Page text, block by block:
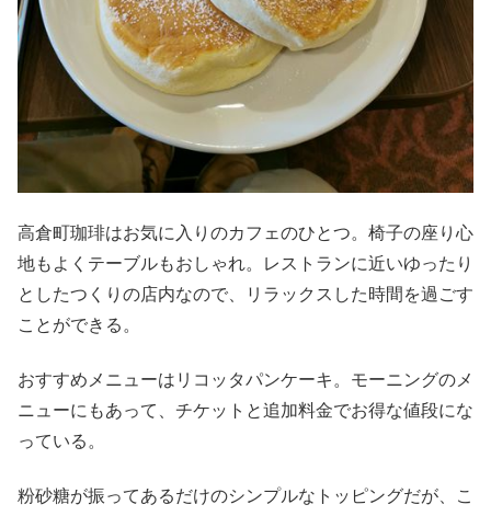
高倉町珈琲はお気に入りのカフェのひとつ。椅子の座り心
地もよくテーブルもおしゃれ。レストランに近いゆったり
としたつくりの店内なので、リラックスした時間を過ごす
ことができる。
おすすめメニューはリコッタパンケーキ。モーニングのメ
ニューにもあって、チケットと追加料金でお得な値段にな
っている。
粉砂糖が振ってあるだけのシンプルなトッピングだが、こ